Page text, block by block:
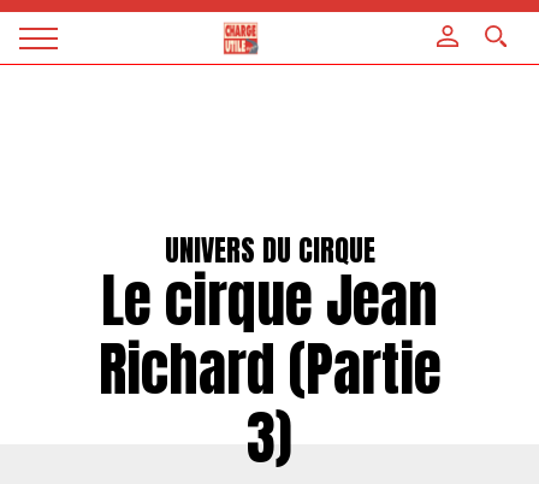
Magazine
UNIVERS DU CIRQUE
Le cirque Jean
Richard (Partie
3)
Panneau de gestion des cookies